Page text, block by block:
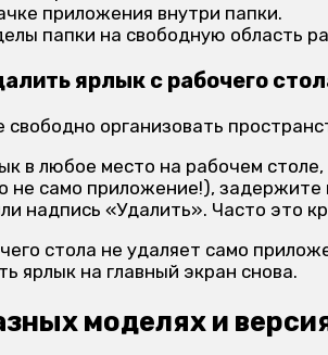
приложения внутри папки.
папки на свободную область
ярлык с рабочего
организовать
в любое место на рабочем
не само приложение!), задержите
надпись «Удалить». Часто это
стола не удаляет само
ярлык на главный экран снова.
моделях и